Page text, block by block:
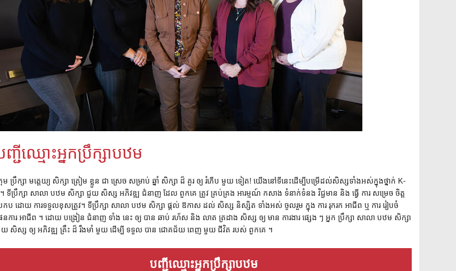
ញ្ជីឈ្មោះអ្នកប្រឹក្សាបឋម
ម ប្រឹក្សា មត្តេយ្យ សិក្សា ត្រៀម ខ្លួន ជា ស្រេច សម្រាប់ ឆ្នាំ សិក្សា ដ៏ គួរ ឲ្យ រំភើប មួយ ទៀត! យើងនៅទីនេះដើម្បីបម្រើដល់សិស្សទាំងអស់ក្នុងថ្នាក់ K-
ទីប្រឹក្សា សាលា បឋម សិក្សា ជួយ សិស្ស អភិវឌ្ឍ ជំនាញ ដែល ពួកគេ ត្រូវ គ្រប់គ្រង អារម្មណ៍ កសាង ទំនាក់ទំនង វិជ្ជមាន និង ធ្វើ ការ សម្រេច ចិត្ត
កប ដោយ ការទទួលខុសត្រូវ។ ទីប្រឹក្សា សាលា បឋម សិក្សា ផ្តល់ ឱកាស ដល់ សិស្ស និស្សិត ទាំងអស់ ចូលរួម ក្នុង ការ រុករក អាជីព ឬ ការ រៀបចំ
នការ អាជីព ។ ដោយ បង្រៀន ជំនាញ ទាំង នេះ ឲ្យ បាន ឆាប់ រហ័ស និង លាត ត្រដាង សិស្ស ឲ្យ មាន ការងារ ផ្សេង ៗ អ្នក ប្រឹក្សា សាលា បឋម សិក្សា
សិស្ស ឲ្យ អភិវឌ្ឍ គ្រឹះ ដ៏ រឹងមាំ មួយ ដើម្បី ទទួល បាន ជោគជ័យ ពេញ មួយ ជីវិត របស់ ពួកគេ ។
បញ្ជីឈ្មោះអ្នកប្រឹក្សាបឋម